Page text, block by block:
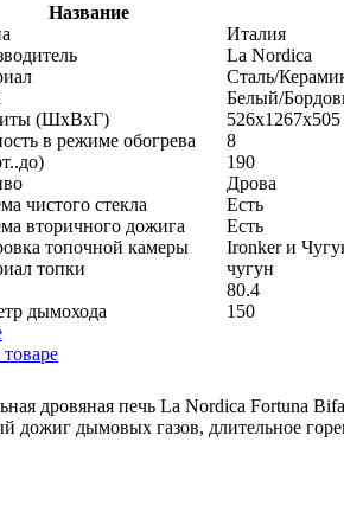
Название
Италия
La Nordica
Сталь/
Белый/
(ШхВхГ)
526x1267x505
в режиме обогрева
8
190
Дрова
чистого стекла
Есть
вторичного дожига
Есть
топочной камеры
Ironker и
топки
чугун
80.4
дымохода
150
дровяная печь La Nordica Fortuna
дожиг дымовых газов, длительное